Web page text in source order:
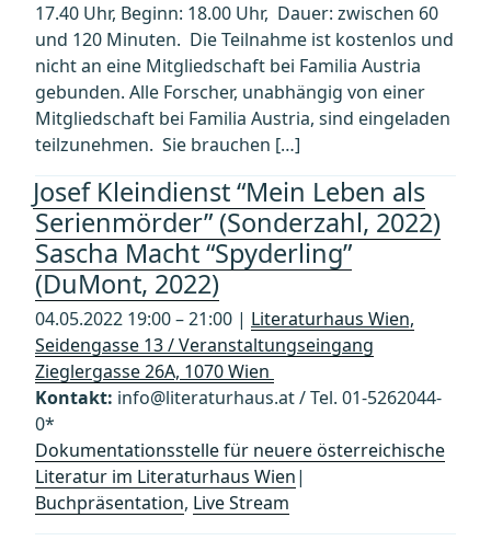
17.40 Uhr, Beginn: 18.00 Uhr, Dauer: zwischen 60
und 120 Minuten. Die Teilnahme ist kostenlos und
nicht an eine Mitgliedschaft bei Familia Austria
gebunden. Alle Forscher, unabhängig von einer
Mitgliedschaft bei Familia Austria, sind eingeladen
teilzunehmen. Sie brauchen […]
Josef Kleindienst “Mein Leben als
Serienmörder” (Sonderzahl, 2022)
Sascha Macht “Spyderling”
(DuMont, 2022)
04.05.2022 19:00 – 21:00 | Literaturhaus Wien,
Seidengasse 13 / Veranstaltungseingang
Zieglergasse 26A, 1070 Wien
Kontakt: info@literaturhaus.at / Tel. 01-5262044-
0*
Dokumentationsstelle für neuere österreichische
Literatur im Literaturhaus Wien|
Buchpräsentation, Live Stream